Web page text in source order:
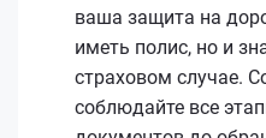
ваша защита на
иметь полис, но и
страховом случае.
соблюдайте все